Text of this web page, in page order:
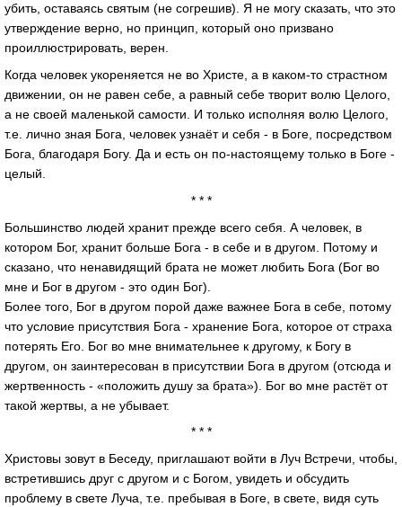
убить, оставаясь святым (не согрешив). Я не могу сказать, что это
утверждение верно, но принцип, который оно призвано
проиллюстрировать, верен.
Когда человек укореняется не во Христе, а в каком-то страстном
движении, он не равен себе, а равный себе творит волю Целого,
а не своей маленькой самости. И только исполняя волю Целого,
т.е. лично зная Бога, человек узнаёт и себя - в Боге, посредством
Бога, благодаря Богу. Да и есть он по-настоящему только в Боге -
целый.
* * *
Большинство людей хранит прежде всего себя. А человек, в
котором Бог, хранит больше Бога - в себе и в другом. Потому и
сказано, что ненавидящий брата не может любить Бога (Бог во
мне и Бог в другом - это один Бог).
Более того, Бог в другом порой даже важнее Бога в себе, потому
что условие присутствия Бога - хранение Бога, которое от страха
потерять Его. Бог во мне внимательнее к другому, к Богу в
другом, он заинтересован в присутствии Бога в другом (отсюда и
жертвенность - «положить душу за брата»). Бог во мне растёт от
такой жертвы, а не убывает.
* * *
Христовы зовут в Беседу, приглашают войти в Луч Встречи, чтобы,
встретившись друг с другом и с Богом, увидеть и обсудить
проблему в свете Луча, т.е. пребывая в Боге, в свете, видя суть